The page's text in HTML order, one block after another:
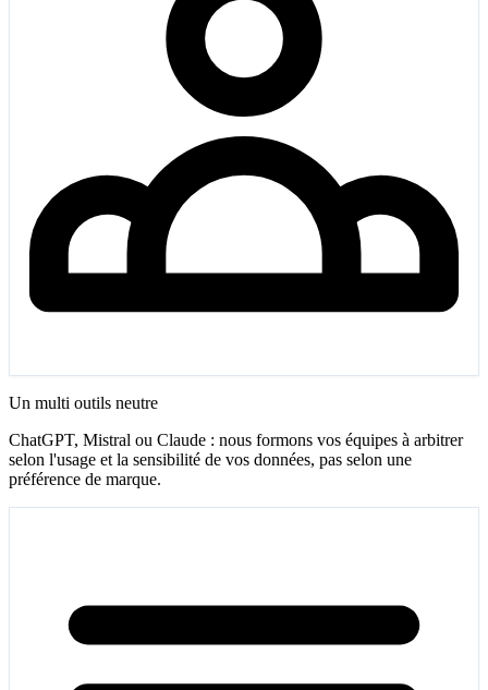
Un multi outils neutre
ChatGPT, Mistral ou Claude : nous formons vos équipes à arbitrer
selon l'usage et la sensibilité de vos données, pas selon une
préférence de marque.